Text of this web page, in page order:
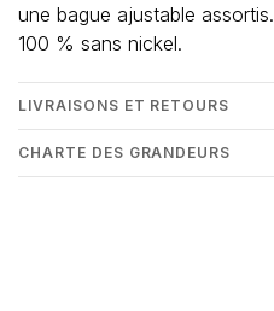
une bague ajustable assortis.
100 % sans nickel.
LIVRAISONS ET RETOURS
CHARTE DES GRANDEURS